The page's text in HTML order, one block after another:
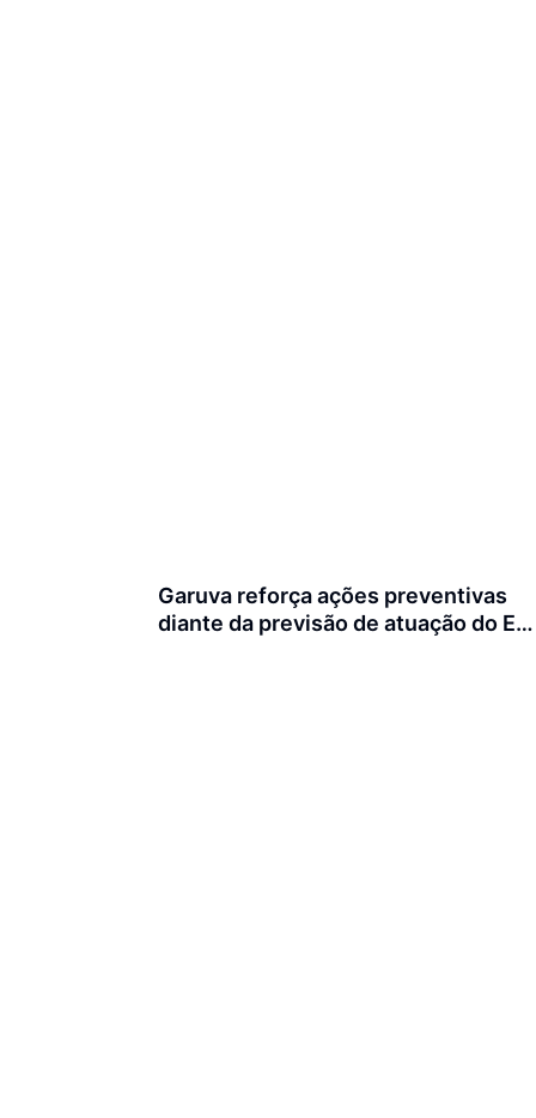
Garuva reforça ações preventivas
diante da previsão de atuação do El